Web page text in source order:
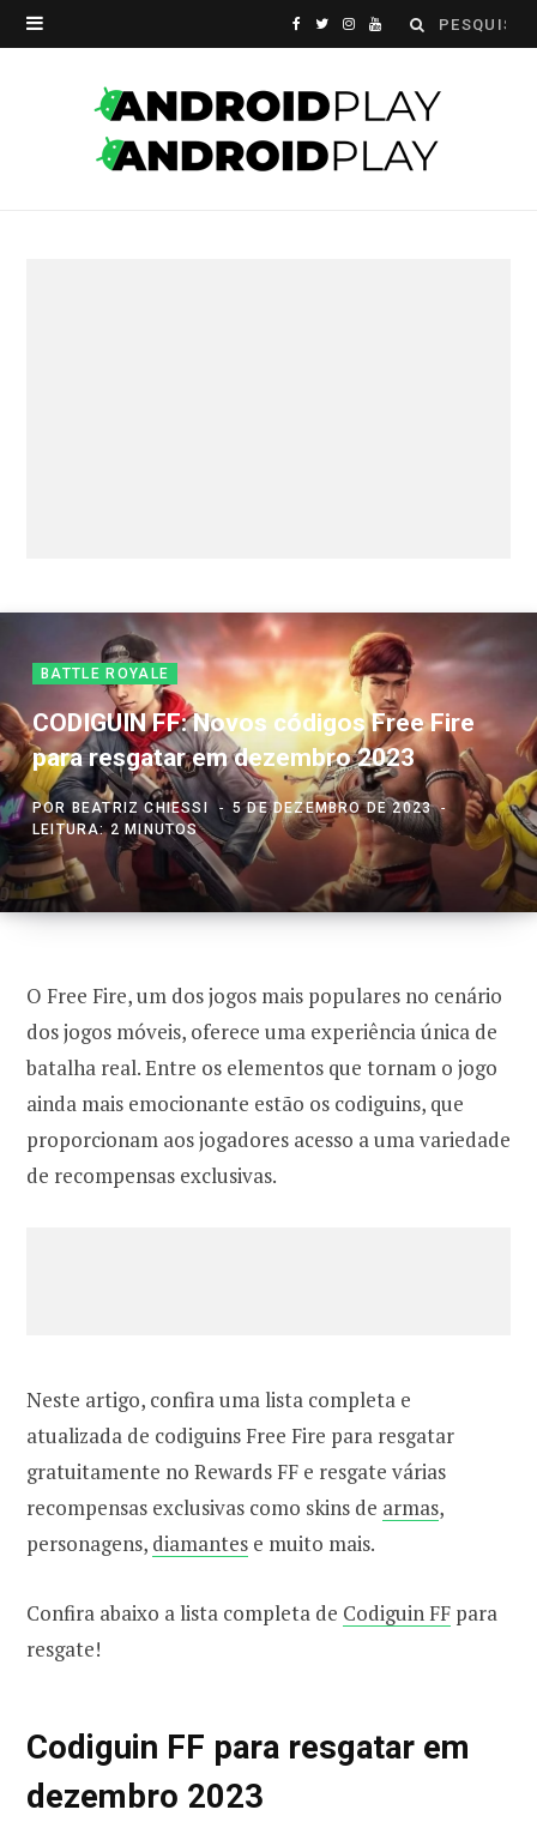
Search
F
c
T
i
t
I Y
u
T
BATTLE ROYALE
CODIGUIN FF: Novos códigos Free Fire
para resgatar em dezembro 2023
PORBEATRIZ CHIESSI
5 DE DEZEMBRO DE 2023
LEITURA: 2 MINUTOS
O Free Fire, um dos jogos mais populares no cenário
dos jogos móveis, oferece uma experiência única de
batalha real. Entre os elementos que tornam o jogo
ainda mais emocionante estão os codiguins, que
proporcionam aos jogadores acesso a uma variedade
de recompensas exclusivas.
Neste artigo, confira uma lista completa e
atualizada de codiguins Free Fire para resgatar
gratuitamente no Rewards FF e resgate várias
recompensas exclusivas como skins de armas,
personagens, diamantes e muito mais.
Confira abaixo a lista completa de Codiguin FF para
resgate!
Codiguin FF para resgatar em
dezembro 2023